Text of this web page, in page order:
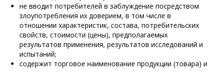
не вводит потребителей в заблуждение посредством
злоупотребления их доверием, в том числе в
отношении характеристик, состава, потребительских
свойств, стоимости (цены), предполагаемых
результатов применения, результатов исследований и
испытаний;
содержит торговое наименование продукции (товара) и